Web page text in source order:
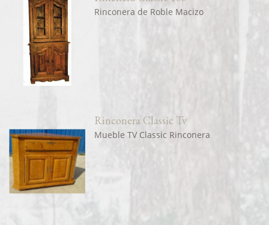
Rinconera de Roble Macizo
Rinconera Classic Tv
Mueble TV Classic Rinconera